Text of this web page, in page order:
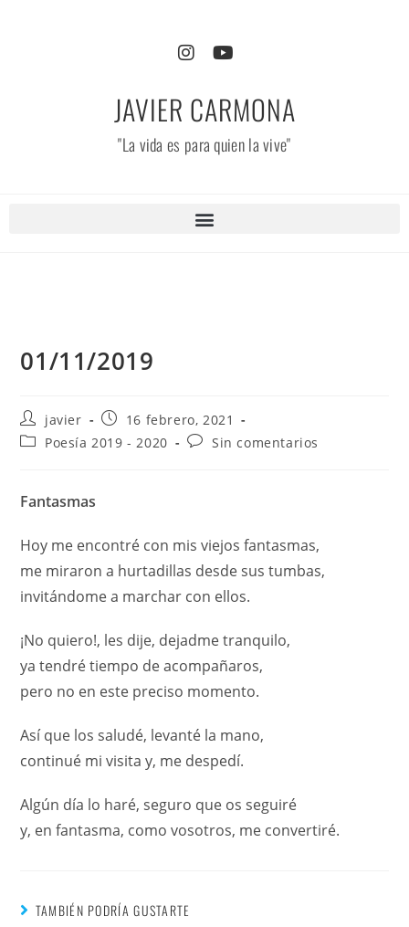
JAVIER CARMONA
"La vida es para quien la vive"
01/11/2019
javier
16 febrero, 2021
Poesía 2019 - 2020
Sin comentarios
Fantasmas
Hoy me encontré con mis viejos fantasmas,
me miraron a hurtadillas desde sus tumbas,
invitándome a marchar con ellos.
¡No quiero!, les dije, dejadme tranquilo,
ya tendré tiempo de acompañaros,
pero no en este preciso momento.
Así que los saludé, levanté la mano,
continué mi visita y, me despedí.
Algún día lo haré, seguro que os seguiré
y, en fantasma, como vosotros, me convertiré.
TAMBIÉN PODRÍA GUSTARTE